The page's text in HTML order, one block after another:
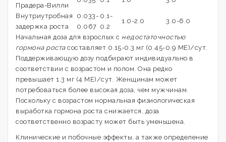
Прадера-Вилли
Внутриутробная
задержка роста
0.033-
0.067
0.1-
0.2
1.0-2.0 3.0-6.0
Начальная доза для взрослых с недостаточностью
гормона ростасоставляет 0.15-0.3 мг (0.45-0.9 ME)/сут.
Поддерживающую дозу подбирают индивидуально в
соответствии с возрастом и полом. Она редко
превышает 1.3 мг (4 ME)/сут. Женщинам может
потребоваться более высокая доза, чем мужчинам.
Поскольку с возрастом нормальная физиологическая
выработка гормона роста снижается, доза
соответственно возрасту может быть уменьшена.
Клинические и побочные эффекты, а также определение